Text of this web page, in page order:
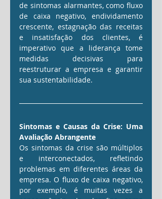
de sintomas alarmantes, como fluxo
de caixa negativo, endividamento
crescente, estagnação das receitas
e insatisfação dos clientes, é
imperativo que a liderança tome
medidas decisivas para
reestruturar a empresa e garantir
sua sustentabilidade.
Sintomas e Causas da Crise: Uma
Avaliação Abrangente
Os sintomas da crise são múltiplos
e interconectados, refletindo
problemas em diferentes áreas da
empresa. O fluxo de caixa negativo,
por exemplo, é muitas vezes a